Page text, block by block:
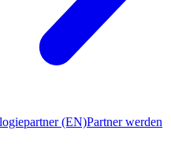
(EN)Partner werden